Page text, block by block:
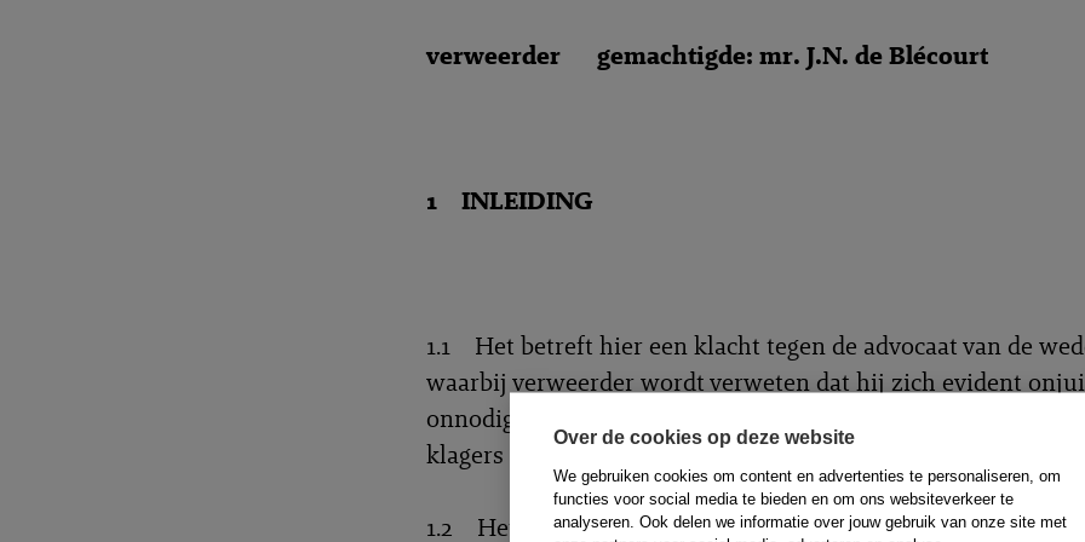
Over de cookies op deze website
We gebruiken cookies om content en advertenties te personaliseren, om
functies voor social media te bieden en om ons websiteverkeer te
analyseren. Ook delen we informatie over jouw gebruik van onze site met
verweerder gemachtigde: mr. J.N. de Blécourt
1 INLEIDING
1.1 Het betreft hier een klacht tegen de advocaat van de
waarbij verweerder wordt verweten dat hij zich evident
onnodig grievend heeft uitgelaten over de organisatie. De
klagers zijn betrokken bij de organisatie.
1.2 Het hof zet eerst het verloop van de procedure bij de